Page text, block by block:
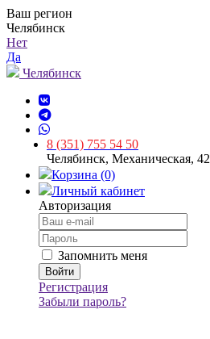
Ваш регион
Челябинск
Нет
Да
Челябинск
8 (351) 755 54 50
Челябинск, Механическая, 42
Корзина (0)
Личный кабинет
Авторизация
Запомнить меня
Регистрация
Забыли пароль?